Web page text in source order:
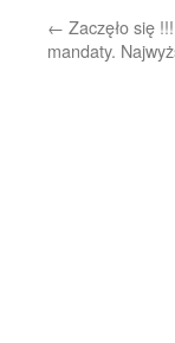
← Zaczęło się
mandaty.